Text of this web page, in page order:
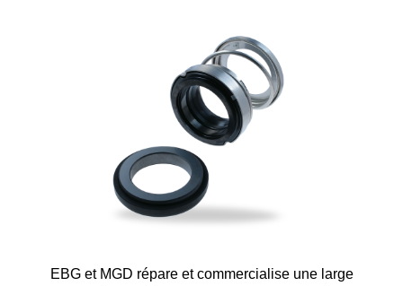
EBG et MGD répare et commercialise une large